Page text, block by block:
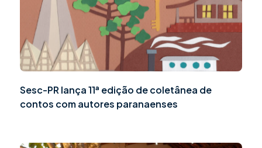
Sesc-PR lança 11ª edição de coletânea de
contos com autores paranaenses